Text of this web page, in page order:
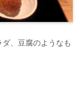
、豆腐のようなも